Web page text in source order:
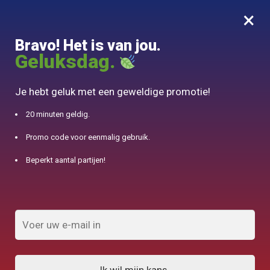
0
10% aangeboden voor 50€ aankopen met DJINN-code10
×
Bravo! Het is van jou.
Geluksdag.
Je hebt geluk met een geweldige promotie!
20 minuten geldig.
Promo code voor eenmalig gebruik.
Beperkt aantal partijen!